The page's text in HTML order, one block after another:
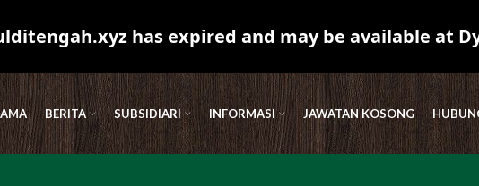
BERITA SUBSIDIARI INFORMASI JAWATAN KOSONG
has expired and may be available at